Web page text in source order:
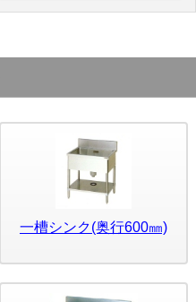
一槽シンク(奥行600㎜)